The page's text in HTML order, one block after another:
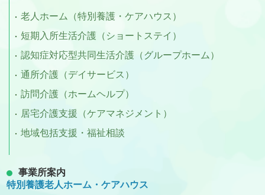
老人ホーム（特別養護・ケアハウス）
短期入所生活介護（ショートステイ）
認知症対応型共同生活介護（グループホーム）
通所介護（デイサービス）
訪問介護（ホームヘルプ）
居宅介護支援（ケアマネジメント）
地域包括支援・福祉相談
事業所案内
特別養護老人ホーム・ケアハウス